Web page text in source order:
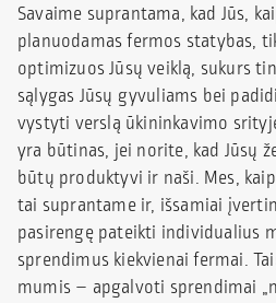
Savaime suprantama, kad Jūs,
planuodamas fermos statybas,
optimizuos Jūsų veiklą, sukurs
sąlygas Jūsų gyvuliams bei
vystyti verslą ūkininkavimo
yra būtinas, jei norite, kad Jūsų
būtų produktyvi ir naši. Mes,
tai suprantame ir, išsamiai
pasirengę pateikti individualius
sprendimus kiekvienai fermai.
mumis – apgalvoti sprendimai